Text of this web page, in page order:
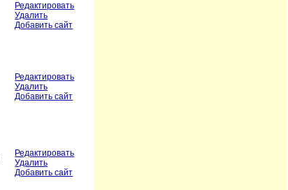
Редактировать
Удалить
Добавить сайт
Редактировать
Удалить
Добавить сайт
Редактировать
Удалить
Добавить сайт